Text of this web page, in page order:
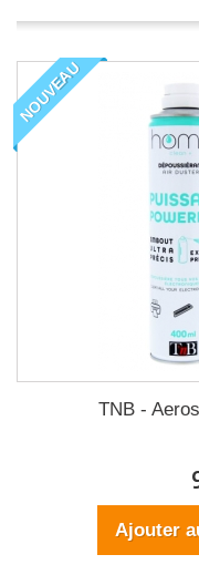
NOUVEAU
TNB -
Ajouter